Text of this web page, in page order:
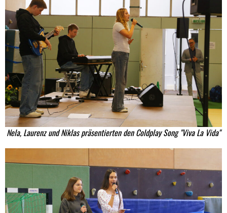
Nela, Laurenz und Niklas präsentierten den Coldplay Song "Viva La Vida"